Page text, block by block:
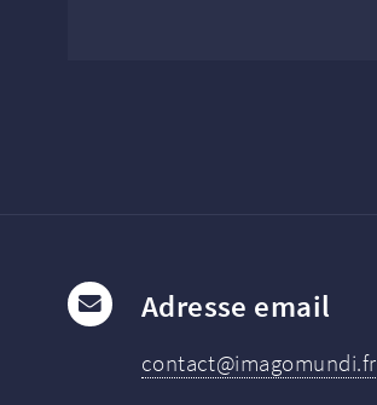
Adresse email
contact@imagomundi.fr